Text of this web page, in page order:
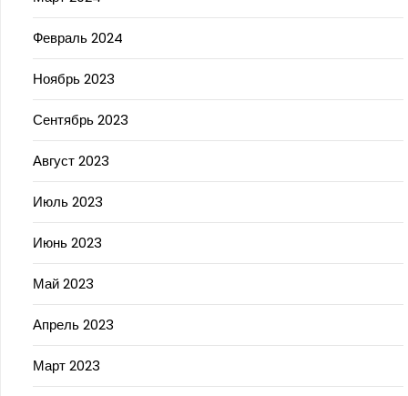
Февраль 2024
Ноябрь 2023
Сентябрь 2023
Август 2023
Июль 2023
Июнь 2023
Май 2023
Апрель 2023
Март 2023